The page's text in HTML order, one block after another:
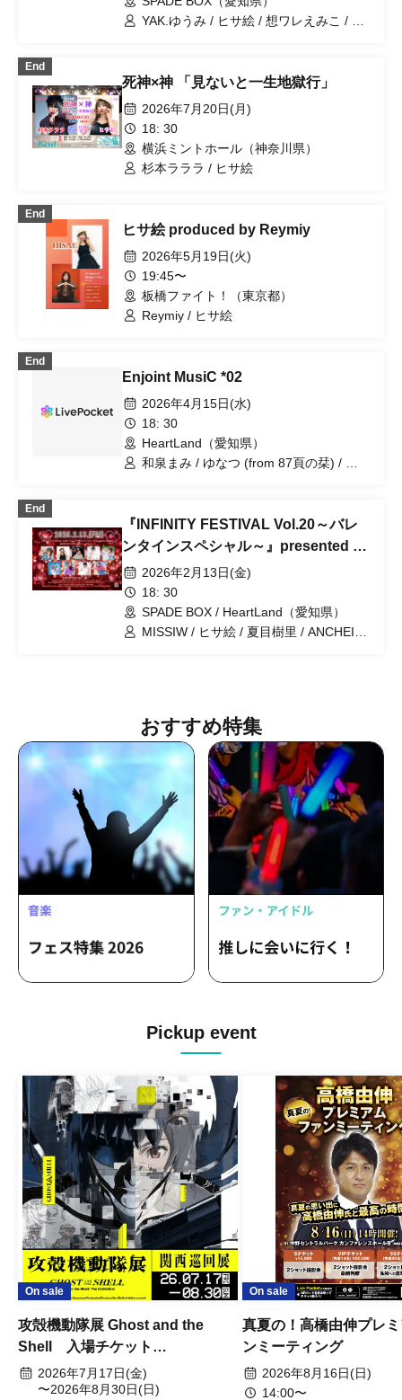
YAK.ゆうみ / ヒサ絵 / 想ワレえみこ / は
End
死神×神 「見ないと一生地獄行」
2026年7月20日(月)
18: 30
横浜ミントホール（神奈川県）
杉本ラララ / ヒサ絵
End
ヒサ絵 produced by Reymiy
2026年5月19日(火)
19:45〜
板橋ファイト！（東京都）
Reymiy / ヒサ絵
End
Enjoint MusiC *02
2026年4月15日(水)
18: 30
HeartLand（愛知県）
和泉まみ / ゆなつ (from 87頁の栞) / ヒ
End
『INFINITY FESTIVAL Vol.20～バレ
ンタインスペシャル～』presented by
MISSIW
2026年2月13日(金)
18: 30
SPADE BOX / HeartLand（愛知県）
MISSIW / ヒサ絵 / 夏目樹里 / ANCHEIN
おすすめ特集
Pickup event
On sale
攻殻機動隊展 Ghost and the
Shell 入場チケット
(2026/7/17~8/30)
2026年7月17日(金)
〜2026年8月30日(日)
On sale
真夏の！高橋由伸プレ
ンミーティング
2026年8月16日(日)
14:00〜